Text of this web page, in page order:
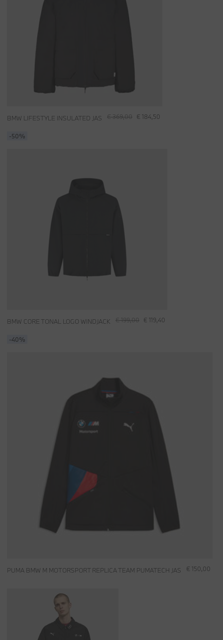
€ 369,00 € 184,50
BMW LIFESTYLE INSULATED JAS
-50%
€ 199,00 € 119,40
BMW CORE TONAL LOGO WINDJACK
-40%
€ 150,00
PUMA BMW M MOTORSPORT REPLICA TEAM PUMATECH JAS